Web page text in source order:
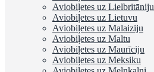
Aviobiļetes uz Lielbritāniju
Aviobiļetes uz Lietuvu
Aviobiļetes uz Malaiziju
Aviobiļetes uz Maltu
Aviobiļetes uz Maurīciju
Aviobiļetes uz Meksiku